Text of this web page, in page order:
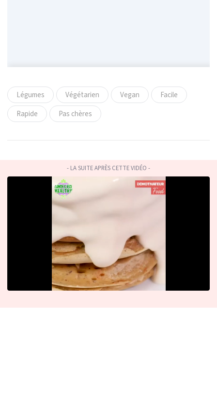
Légumes Végétarien Vegan
Facile
Rapide
Pas chères
- LA SUITE APRÈS CETTE VIDÉO -